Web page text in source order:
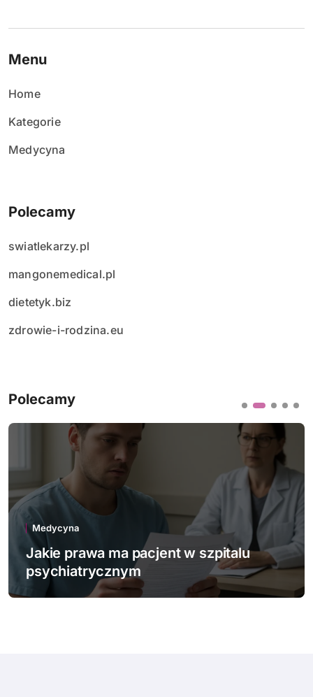
Menu
Home
Kategorie
Medycyna
Polecamy
swiatlekarzy.pl
mangonemedical.pl
dietetyk.biz
zdrowie-i-rodzina.eu
Polecamy
Medycyna
Jakie innowacje technologiczne
wspierają polską medycynę